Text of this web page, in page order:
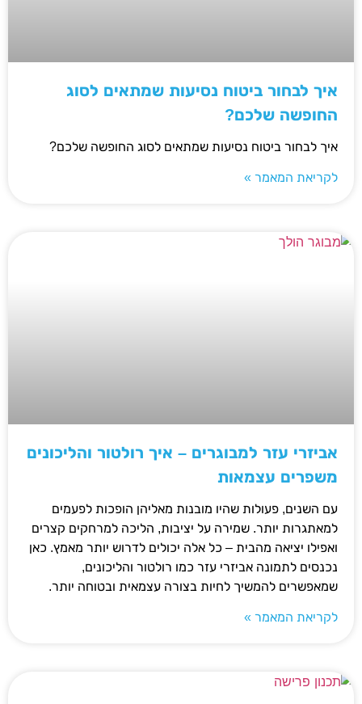
איך לבחור ביטוח נסיעות שמתאים לסוג
החופשה שלכם?
איך לבחור ביטוח נסיעות שמתאים לסוג החופשה שלכם?
לקריאת המאמר »
אביזרי עזר למבוגרים – איך רולטור והליכונים
משפרים עצמאות
עם השנים, פעולות שהיו מובנות מאליהן הופכות לפעמים
למאתגרות יותר. שמירה על יציבות, הליכה למרחקים קצרים
ואפילו יציאה מהבית – כל אלה יכולים לדרוש יותר מאמץ. כאן
נכנסים לתמונה אביזרי עזר כמו רולטור והליכונים,
שמאפשרים להמשיך לחיות בצורה עצמאית ובטוחה יותר.
לקריאת המאמר »